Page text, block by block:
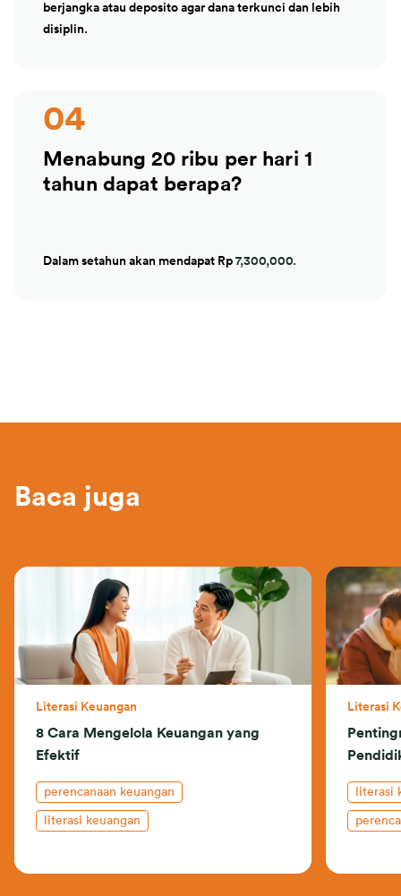
berjangka atau deposito agar dana terkunci dan lebih
disiplin.
04
Menabung 20 ribu per hari 1
tahun dapat berapa?
Dalam setahun akan mendapat Rp 7,300,000.
Baca juga
Literasi Keuangan
8 Cara Mengelola Keuangan yang
Efektif
perencanaan keuangan
literasi keuangan
Literasi
literasi